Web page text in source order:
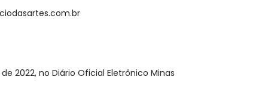
2022, no Diário Oficial Eletrônico Minas